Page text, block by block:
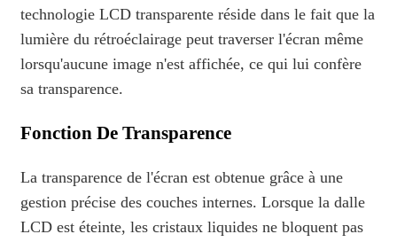
technologie LCD transparente réside dans le fait que la
lumière du rétroéclairage peut traverser l'écran même
lorsqu'aucune image n'est affichée, ce qui lui confère
sa transparence.
Fonction De Transparence
La transparence de l'écran est obtenue grâce à une
gestion précise des couches internes. Lorsque la dalle
LCD est éteinte, les cristaux liquides ne bloquent pas